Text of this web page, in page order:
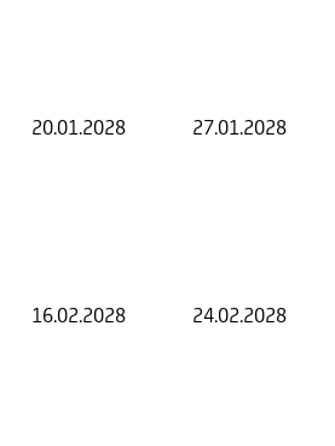
20.01.2028 27.01.2028
16.02.2028 24.02.2028